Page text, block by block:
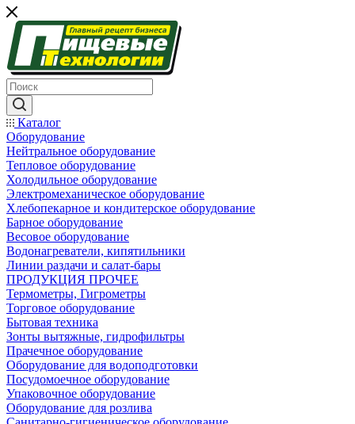
Каталог
Оборудование
Нейтральное оборудование
Тепловое оборудование
Холодильное оборудование
Электромеханическое оборудование
Хлебопекарное и кондитерское оборудование
Барное оборудование
Весовое оборудование
Водонагреватели, кипятильники
Линии раздачи и салат-бары
ПРОДУКЦИЯ ПРОЧЕЕ
Термометры, Гигрометры
Торговое оборудование
Бытовая техника
Зонты вытяжные, гидрофильтры
Прачечное оборудование
Оборудование для водоподготовки
Посудомоечное оборудование
Упаковочное оборудование
Оборудование для розлива